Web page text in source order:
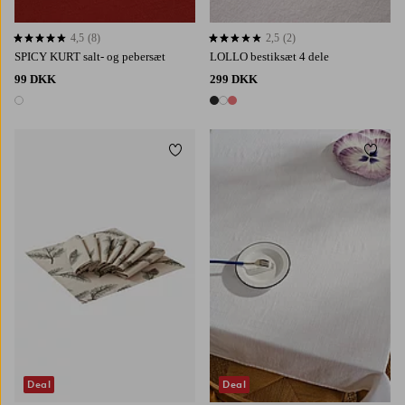
SPICY KURT salt- og pebersæt
99 DKK
1 farve
4,5 baseret på 8 bedømmelser
4,5 (8)
LOLLO bestiksæt 4 dele
299 DKK
3 farver
2,5 baseret på 2 bedømmelser
2,5 (2)
Deal
Tilføj til favoritter
Deal
Tilføj